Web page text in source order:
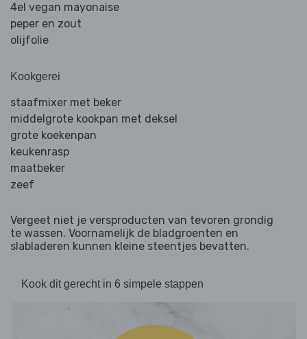
4el vegan mayonaise
peper en zout
olijfolie
Kookgerei
staafmixer met beker
middelgrote kookpan met deksel
grote koekenpan
keukenrasp
maatbeker
zeef
Vergeet niet je versproducten van tevoren grondig
te wassen. Voornamelijk de bladgroenten en
slabladeren kunnen kleine steentjes bevatten.
Kook dit gerecht in 6 simpele stappen